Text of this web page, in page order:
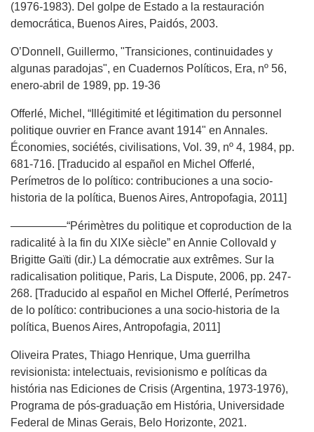
(1976-1983). Del golpe de Estado a la restauración
democrática, Buenos Aires, Paidós, 2003.
O’Donnell, Guillermo, "Transiciones, continuidades y
algunas paradojas", en Cuadernos Políticos, Era, nº 56,
enero-abril de 1989, pp. 19-36
Offerlé, Michel, “Illégitimité et légitimation du personnel
politique ouvrier en France avant 1914" en Annales.
Économies, sociétés, civilisations, Vol. 39, nº 4, 1984, pp.
681-716. [Traducido al español en Michel Offerlé,
Perímetros de lo político: contribuciones a una socio-
historia de la política, Buenos Aires, Antropofagia, 2011]
—————“Périmètres du politique et coproduction de la
radicalité à la fin du XIXe siècle” en Annie Collovald y
Brigitte Gaïti (dir.) La démocratie aux extrêmes. Sur la
radicalisation politique, Paris, La Dispute, 2006, pp. 247-
268. [Traducido al español en Michel Offerlé, Perímetros
de lo político: contribuciones a una socio-historia de la
política, Buenos Aires, Antropofagia, 2011]
Oliveira Prates, Thiago Henrique, Uma guerrilha
revisionista: intelectuais, revisionismo e políticas da
história nas Ediciones de Crisis (Argentina, 1973-1976),
Programa de pós-graduação em História, Universidade
Federal de Minas Gerais, Belo Horizonte, 2021.